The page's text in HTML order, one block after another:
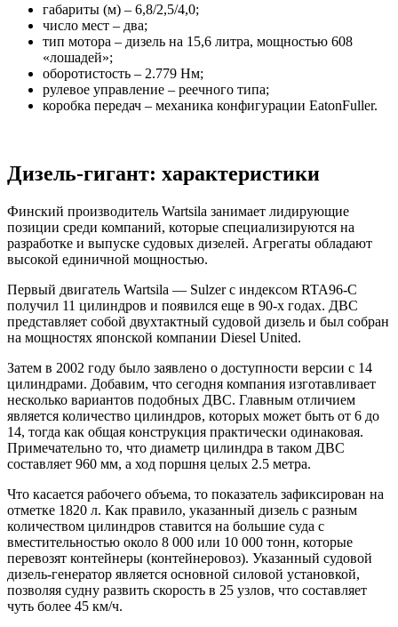
габариты (м) – 6,8/2,5/4,0;
число мест – два;
тип мотора – дизель на 15,6 литра, мощностью 608
«лошадей»;
оборотистость – 2.779 Нм;
рулевое управление – реечного типа;
коробка передач – механика конфигурации EatonFuller.
Дизель-гигант: характеристики
Финский производитель Wartsila занимает лидирующие
позиции среди компаний, которые специализируются на
разработке и выпуске судовых дизелей. Агрегаты обладают
высокой единичной мощностью.
Первый двигатель Wartsila — Sulzer с индексом RTA96-C
получил 11 цилиндров и появился еще в 90-х годах. ДВС
представляет собой двухтактный судовой дизель и был собран
на мощностях японской компании Diesel United.
Затем в 2002 году было заявлено о доступности версии с 14
цилиндрами. Добавим, что сегодня компания изготавливает
несколько вариантов подобных ДВС. Главным отличием
является количество цилиндров, которых может быть от 6 до
14, тогда как общая конструкция практически одинаковая.
Примечательно то, что диаметр цилиндра в таком ДВС
составляет 960 мм, а ход поршня целых 2.5 метра.
Что касается рабочего объема, то показатель зафиксирован на
отметке 1820 л. Как правило, указанный дизель с разным
количеством цилиндров ставится на большие суда с
вместительностью около 8 000 или 10 000 тонн, которые
перевозят контейнеры (контейнеровоз). Указанный судовой
дизель-генератор является основной силовой установкой,
позволяя судну развить скорость в 25 узлов, что составляет
чуть более 45 км/ч.